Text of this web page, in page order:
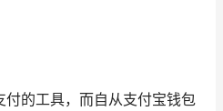
的工具，而自从支付宝钱包